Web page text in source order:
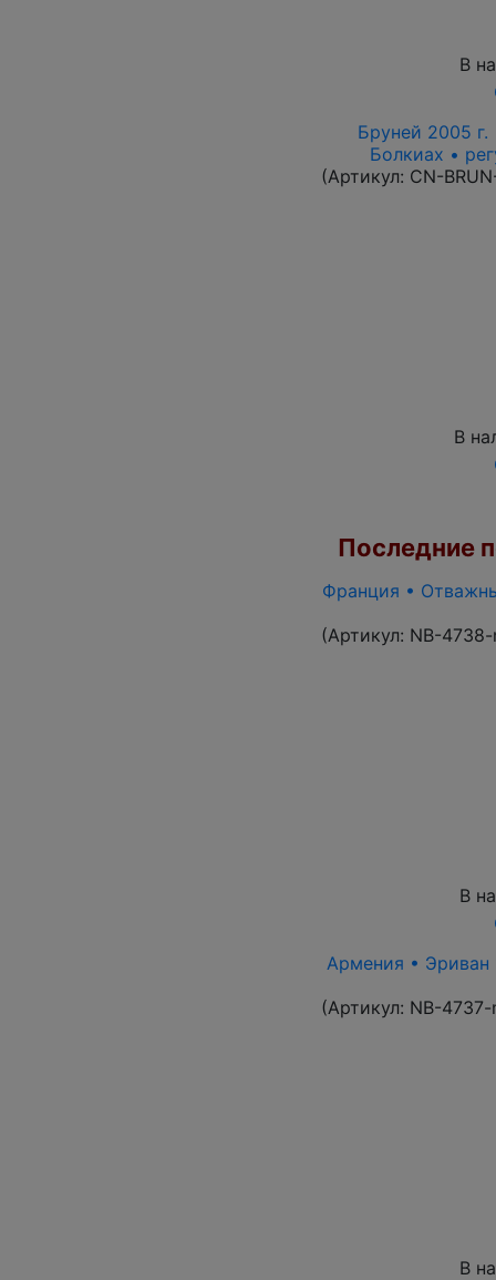
В
Бруней 2005 г.
Болкиах •
(Артикул: CN-
В
Последние
Франция •
(Артикул: NB-4738-
В
Армения • Эриван
(Артикул: NB-4737-
В